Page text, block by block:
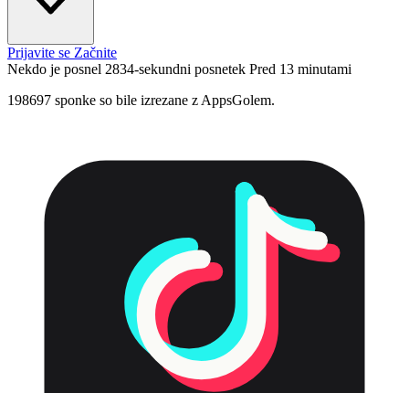
Prijavite se Začnite
Nekdo je posnel 2834-sekundni posnetek Pred 13 minutami
198697 sponke so bile izrezane z AppsGolem.